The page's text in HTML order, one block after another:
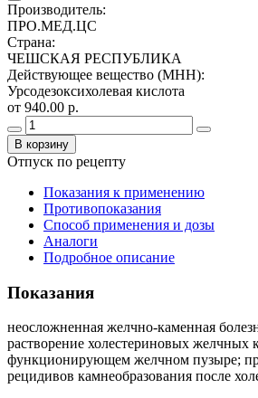
Производитель:
ПРО.МЕД.ЦС
Страна:
ЧЕШСКАЯ РЕСПУБЛИКА
Действующее вещество (МНН):
Урсодезоксихолевая кислота
от 940.00 р.
В корзину
Отпуск по рецепту
Показания к применению
Противопоказания
Способ применения и дозы
Аналоги
Подробное описание
Показания
неосложненная желчно-каменная
растворение холестериновых желчных
функционирующем желчном пузыре;
рецидивов камнеобразования после